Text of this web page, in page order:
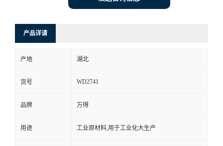
产品详请
产地 湖北
货号 WD2741
品牌 万得
用途 工业原材料,用于工业化大生产